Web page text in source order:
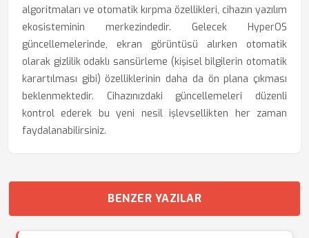
algoritmaları ve otomatik kırpma özellikleri, cihazın yazılım
ekosisteminin merkezindedir. Gelecek HyperOS
güncellemelerinde, ekran görüntüsü alırken otomatik
olarak gizlilik odaklı sansürleme (kişisel bilgilerin otomatik
karartılması gibi) özelliklerinin daha da ön plana çıkması
beklenmektedir. Cihazınızdaki güncellemeleri düzenli
kontrol ederek bu yeni nesil işlevsellikten her zaman
faydalanabilirsiniz.
BENZER YAZILAR